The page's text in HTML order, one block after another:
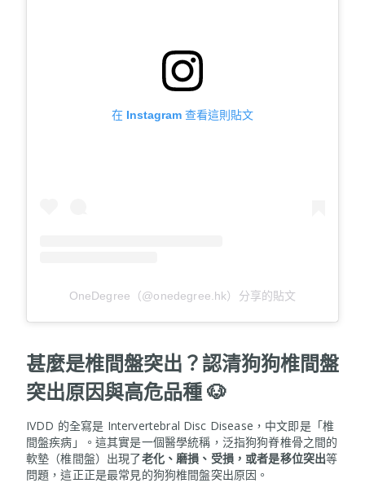
在 Instagram 查看這則貼文
OneDegree（@onedegree.hk）分享的貼文
甚麼是椎間盤突出？認清狗狗椎間盤
突出原因與高危品種🐶
IVDD 的全寫是 Intervertebral Disc Disease，中文即是「椎
間盤疾病」。這其實是一個醫學統稱，泛指狗狗脊椎骨之間的
軟墊（椎間盤）出現了老化、磨損、受損，或者是移位突出等
問題，這正正是最常見的狗狗椎間盤突出原因。